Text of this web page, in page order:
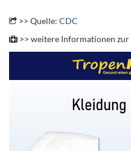
>> Quelle: CDC
>> weitere Informationen zur